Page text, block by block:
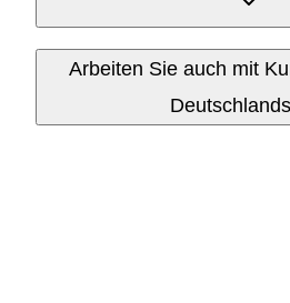
Arbeiten Sie auch mit